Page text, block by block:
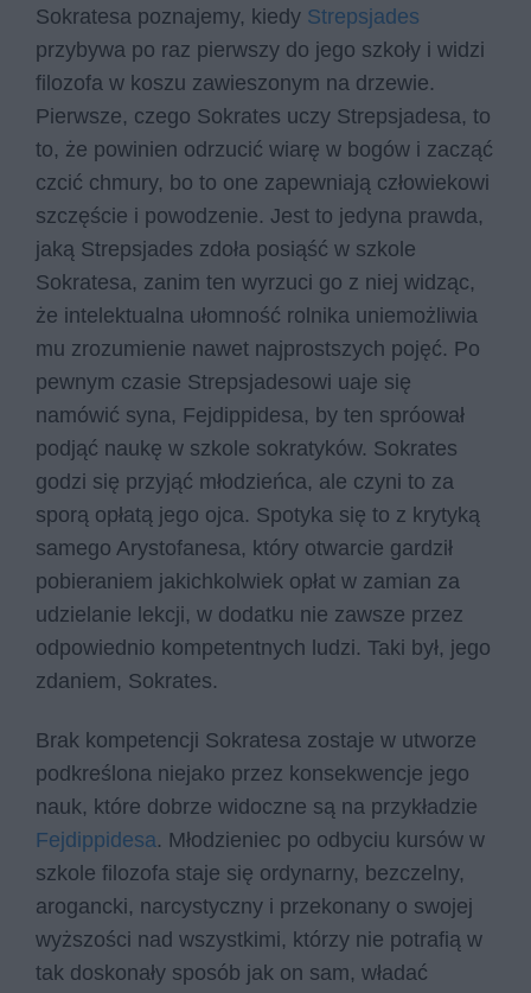
Sokratesa poznajemy, kiedy Strepsjades
przybywa po raz pierwszy do jego szkoły i widzi
filozofa w koszu zawieszonym na drzewie.
Pierwsze, czego Sokrates uczy Strepsjadesa, to
to, że powinien odrzucić wiarę w bogów i zacząć
czcić chmury, bo to one zapewniają człowiekowi
szczęście i powodzenie. Jest to jedyna prawda,
jaką Strepsjades zdoła posiąść w szkole
Sokratesa, zanim ten wyrzuci go z niej widząc,
że intelektualna ułomność rolnika uniemożliwia
mu zrozumienie nawet najprostszych pojęć. Po
pewnym czasie Strepsjadesowi uaje się
namówić syna, Fejdippidesa, by ten spróował
podjąć naukę w szkole sokratyków. Sokrates
godzi się przyjąć młodzieńca, ale czyni to za
sporą opłatą jego ojca. Spotyka się to z krytyką
samego Arystofanesa, który otwarcie gardził
pobieraniem jakichkolwiek opłat w zamian za
udzielanie lekcji, w dodatku nie zawsze przez
odpowiednio kompetentnych ludzi. Taki był, jego
zdaniem, Sokrates.
Brak kompetencji Sokratesa zostaje w utworze
podkreślona niejako przez konsekwencje jego
nauk, które dobrze widoczne są na przykładzie
Fejdippidesa. Młodzieniec po odbyciu kursów w
szkole filozofa staje się ordynarny, bezczelny,
arogancki, narcystyczny i przekonany o swojej
wyższości nad wszystkimi, którzy nie potrafią w
tak doskonały sposób jak on sam, władać